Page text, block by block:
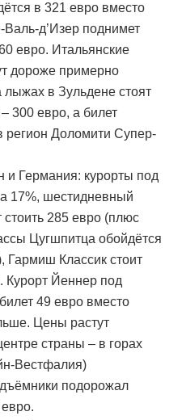
в 321 евро вместо
Валь-д’Изер поднимет
евро. Итальянские
дороже примерно
в Зульдене стоят
300 евро, а билет
регион Доломити Супер-
Германия: курорты под
17%, шестидневный
285 евро (плюс
Цугшпитца обойдётся
Гармиш Классик стоит
Курорт Йеннер под
49 евро вместо
Цены растут
страны – в горах
Вестфалия)
подорожал